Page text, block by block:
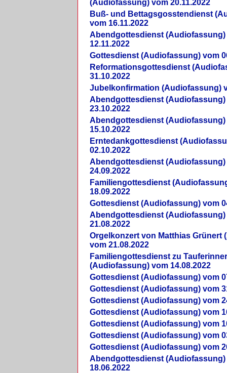
(Audiofassung) vom 20.11.2022
Buß- und Bettagsgosstendienst
vom 16.11.2022
Abendgottesdienst (Audiofassung)
12.11.2022
Gottesdienst (Audiofassung) vom
Reformationsgottesdienst
31.10.2022
Jubelkonfirmation (Audiofassung)
Abendgottesdienst (Audiofassung)
23.10.2022
Abendgottesdienst (Audiofassung)
15.10.2022
Erntedankgottesdienst
02.10.2022
Abendgottesdienst (Audiofassung)
24.09.2022
Familiengottesdienst
18.09.2022
Gottesdienst (Audiofassung) vom
Abendgottesdienst (Audiofassung)
21.08.2022
Orgelkonzert von Matthias Grünert
vom 21.08.2022
Familiengottesdienst zu
(Audiofassung) vom 14.08.2022
Gottesdienst (Audiofassung) vom
Gottesdienst (Audiofassung) vom
Gottesdienst (Audiofassung) vom
Gottesdienst (Audiofassung) vom
Gottesdienst (Audiofassung) vom
Gottesdienst (Audiofassung) vom
Gottesdienst (Audiofassung) vom
Abendgottesdienst (Audiofassung)
18.06.2022